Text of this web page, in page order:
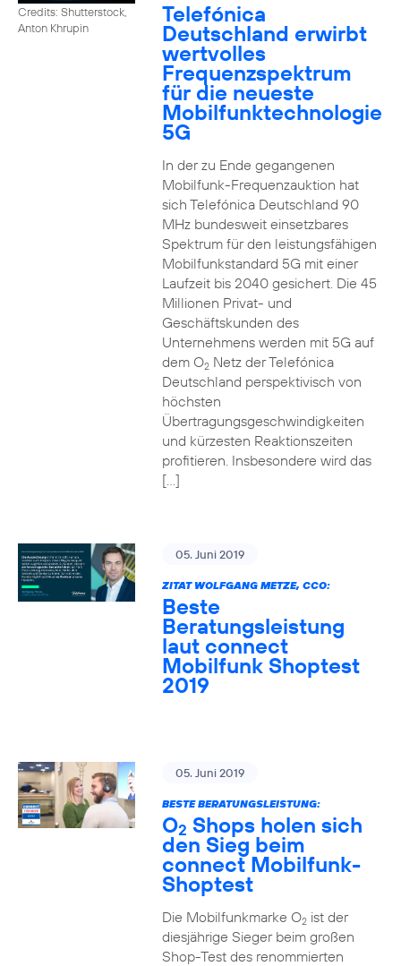
Credits: Shutterstock,
Anton Khrupin
Telefónica
Deutschland erwirbt
wertvolles
Frequenzspektrum
für die neueste
Mobilfunktechnologie
5G
In der zu Ende gegangenen
Mobilfunk-Frequenzauktion hat
sich Telefónica Deutschland 90
MHz bundesweit einsetzbares
Spektrum für den leistungsfähigen
Mobilfunkstandard 5G mit einer
Laufzeit bis 2040 gesichert. Die 45
Millionen Privat- und
Geschäftskunden des
Unternehmens werden mit 5G auf
dem O2Netz der Telefónica
Deutschland perspektivisch von
höchsten
Übertragungsgeschwindigkeiten
und kürzesten Reaktionszeiten
profitieren. Insbesondere wird das
[…]
05. Juni 2019
ZITAT WOLFGANG METZE, CCO:
Beste
Beratungsleistung
laut connect
Mobilfunk Shoptest
2019
05. Juni 2019
BESTE BERATUNGSLEISTUNG:
O2 Shops holen sich
den Sieg beim
connect Mobilfunk-
Shoptest
Die Mobilfunkmarke O2ist der
diesjährige Sieger beim großen
Shop-Test des renommierten